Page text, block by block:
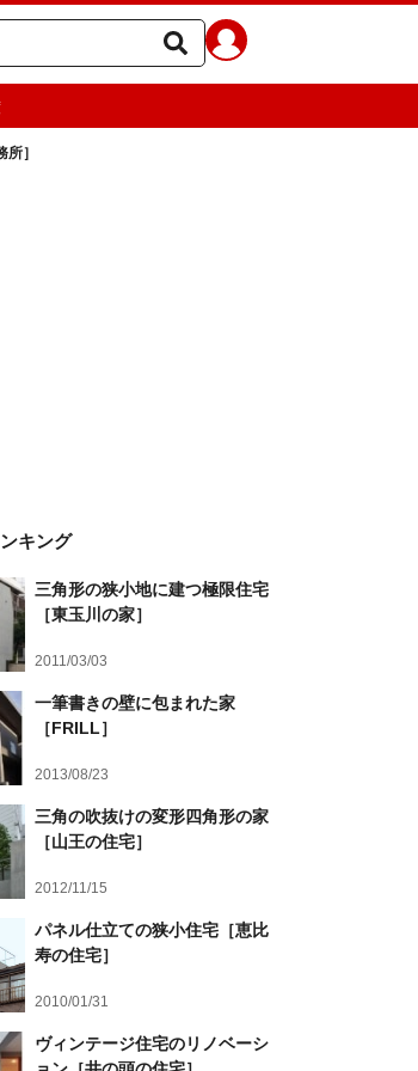
］
キング
三角形の狭小地に建つ極限住宅
［東玉川の家］
2011/03/03
一筆書きの壁に包まれた家
［FRILL］
2013/08/23
三角の吹抜けの変形四角形の家
［山王の住宅］
2012/11/15
パネル仕立ての狭小住宅［恵比
寿の住宅］
2010/01/31
ヴィンテージ住宅のリノベーシ